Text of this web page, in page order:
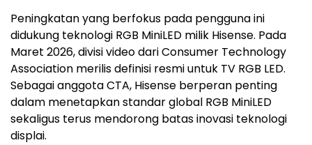
Peningkatan yang berfokus pada pengguna ini
didukung teknologi RGB MiniLED milik Hisense. Pada
Maret 2026, divisi video dari Consumer Technology
Association merilis definisi resmi untuk TV RGB LED.
Sebagai anggota CTA, Hisense berperan penting
dalam menetapkan standar global RGB MiniLED
sekaligus terus mendorong batas inovasi teknologi
displai.